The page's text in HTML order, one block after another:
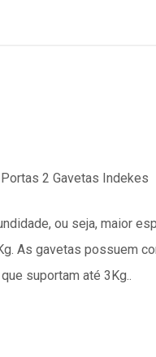
2 Gavetas Indekes
ou seja, maior
As gavetas possuem
suportam até 3Kg..